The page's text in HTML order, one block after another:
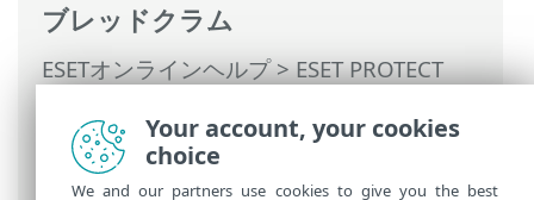
ブレッドクラム
ESETオンラインヘルプ>ESET PROTECT
ESET PROTECT On-Prem メインメニュー
検出> 検出プレビュー(サイドパネル)
Your account, your cookies
choice
We and our partners use cookies to give you the best